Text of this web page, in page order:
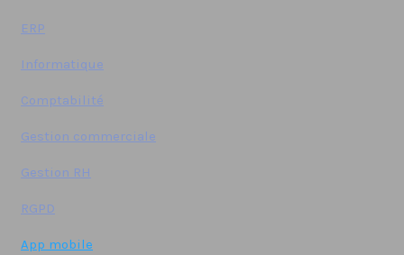
ERP
Informatique
Comptabilité
Gestion commerciale
Gestion RH
RGPD
App mobile